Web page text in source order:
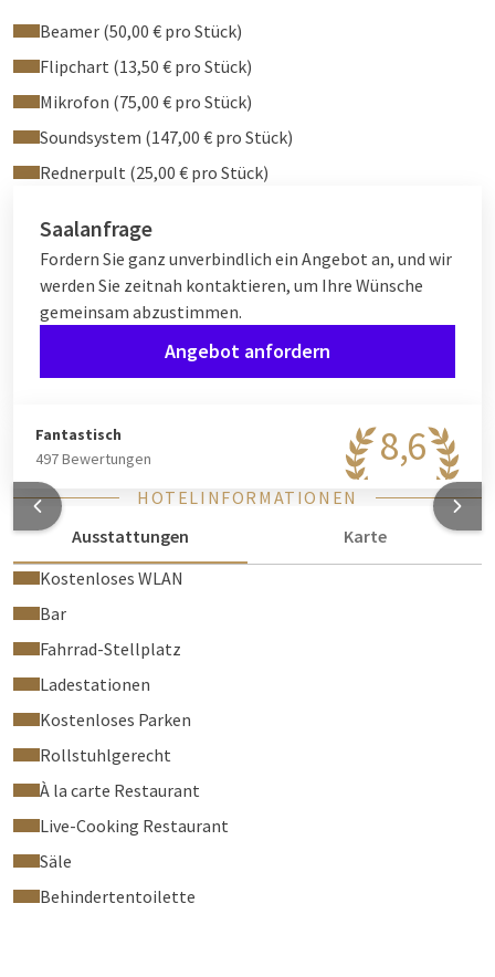
Beamer (50,00 € pro Stück)
Flipchart (13,50 € pro Stück)
Mikrofon (75,00 € pro Stück)
Soundsystem (147,00 € pro Stück)
Rednerpult (25,00 € pro Stück)
Saalanfrage
Fordern Sie ganz unverbindlich ein Angebot an, und wir
werden Sie zeitnah kontaktieren, um Ihre Wünsche
gemeinsam abzustimmen.
Angebot anfordern
8,6
Fantastisch
497 Bewertungen
HOTELINFORMATIONEN
Ausstattungen
Karte
Kostenloses WLAN
Bar
Fahrrad-Stellplatz
Ladestationen
Kostenloses Parken
Rollstuhlgerecht
À la carte Restaurant
Live-Cooking Restaurant
Säle
Behindertentoilette